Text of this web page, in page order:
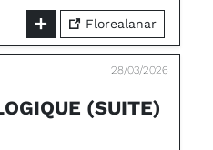
Florealanar
28/03/2026
(SUITE)